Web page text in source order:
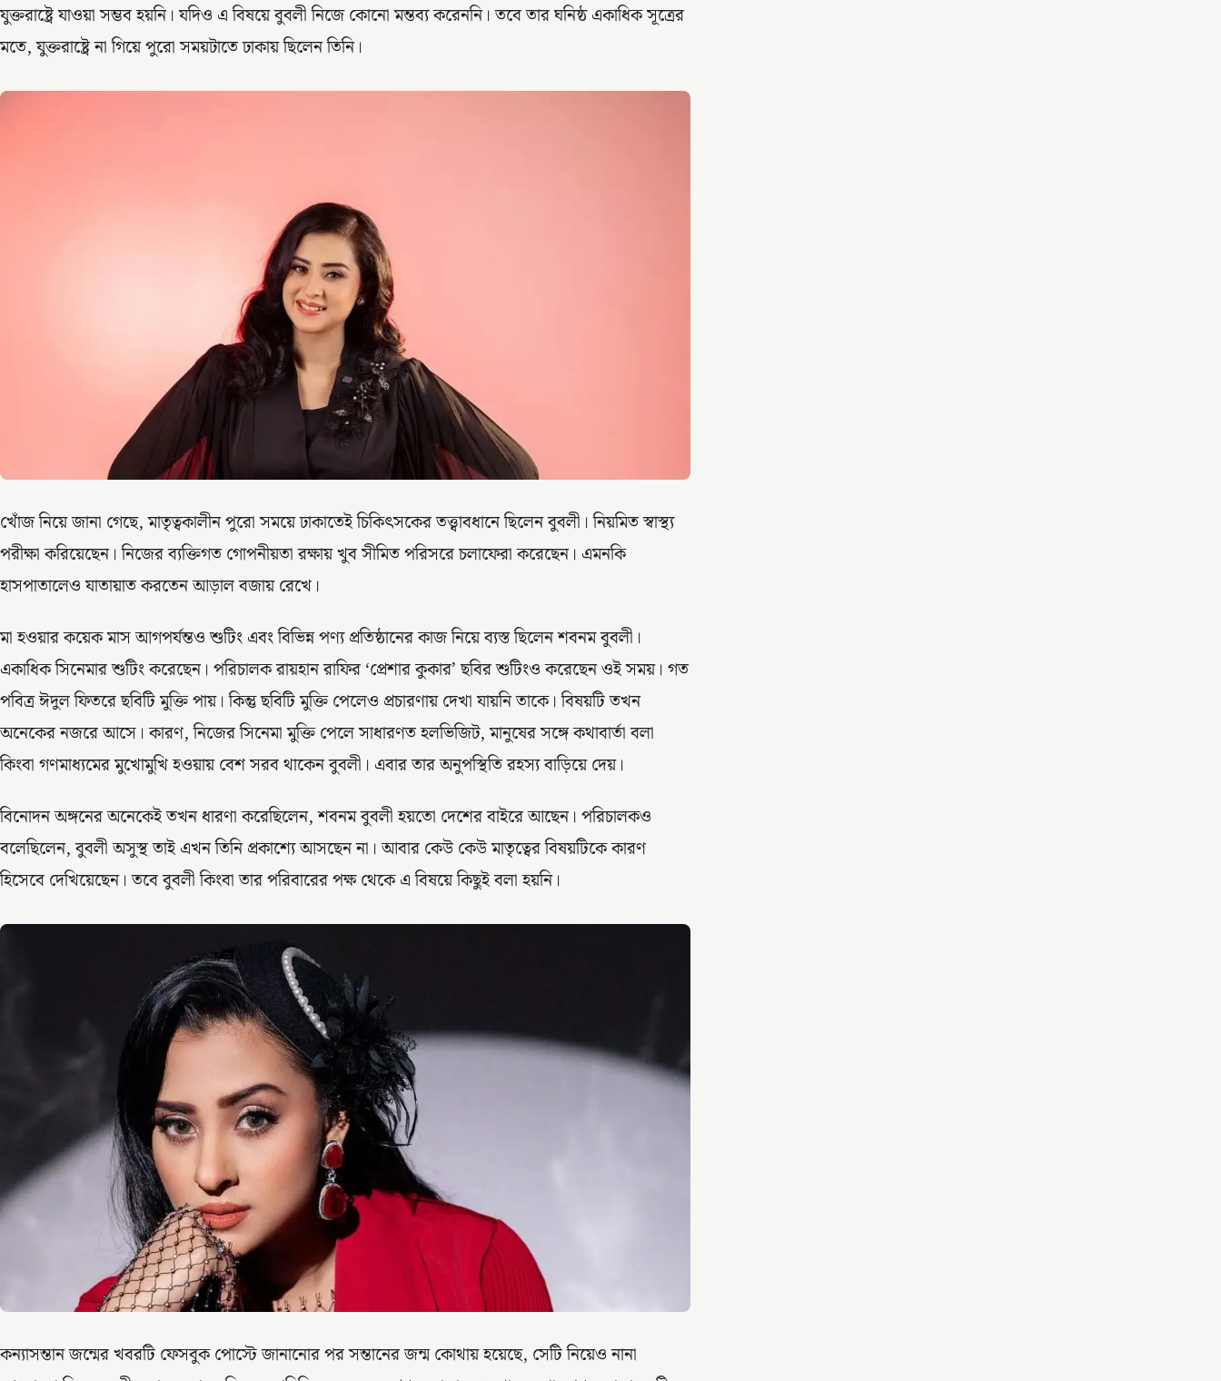
যুক্তরাষ্ট্রে যাওয়া সম্ভব হয়নি। যদিও এ বিষয়ে বুবলী নিজে কোনো মন্তব্য করেননি। তবে তার ঘনিষ্ঠ একাধিক সূত্রের
মতে, যুক্তরাষ্ট্রে না গিয়ে পুরো সময়টাতে ঢাকায় ছিলেন তিনি।
খোঁজ নিয়ে জানা গেছে, মাতৃত্বকালীন পুরো সময়ে ঢাকাতেই চিকিৎসকের তত্ত্বাবধানে ছিলেন বুবলী। নিয়মিত স্বাস্থ্য
পরীক্ষা করিয়েছেন। নিজের ব্যক্তিগত গোপনীয়তা রক্ষায় খুব সীমিত পরিসরে চলাফেরা করেছেন। এমনকি
হাসপাতালেও যাতায়াত করতেন আড়াল বজায় রেখে।
মা হওয়ার কয়েক মাস আগপর্যন্তও শুটিং এবং বিভিন্ন পণ্য প্রতিষ্ঠানের কাজ নিয়ে ব্যস্ত ছিলেন শবনম বুবলী।
একাধিক সিনেমার শুটিং করেছেন। পরিচালক রায়হান রাফির ‘প্রেশার কুকার’ ছবির শুটিংও করেছেন ওই সময়। গত
পবিত্র ঈদুল ফিতরে ছবিটি মুক্তি পায়। কিন্তু ছবিটি মুক্তি পেলেও প্রচারণায় দেখা যায়নি তাকে। বিষয়টি তখন
অনেকের নজরে আসে। কারণ, নিজের সিনেমা মুক্তি পেলে সাধারণত হলভিজিট, মানুষের সঙ্গে কথাবার্তা বলা
কিংবা গণমাধ্যমের মুখোমুখি হওয়ায় বেশ সরব থাকেন বুবলী। এবার তার অনুপস্থিতি রহস্য বাড়িয়ে দেয়।
বিনোদন অঙ্গনের অনেকেই তখন ধারণা করেছিলেন, শবনম বুবলী হয়তো দেশের বাইরে আছেন। পরিচালকও
বলেছিলেন, বুবলী অসুস্থ তাই এখন তিনি প্রকাশ্যে আসছেন না। আবার কেউ কেউ মাতৃত্বের বিষয়টিকে কারণ
হিসেবে দেখিয়েছেন। তবে বুবলী কিংবা তার পরিবারের পক্ষ থেকে এ বিষয়ে কিছুই বলা হয়নি।
কন্যাসন্তান জন্মের খবরটি ফেসবুক পোস্টে জানানোর পর সন্তানের জন্ম কোথায় হয়েছে, সেটি নিয়েও নানা